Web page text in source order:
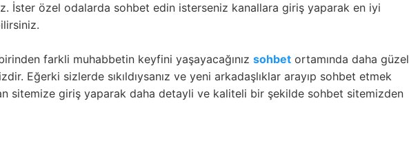
İster özel odalarda sohbet edin isterseniz kanallara giriş yaparak en iyi
farkli muhabbetin keyfini yaşayacağınız sohbet ortamında daha güzel
Eğerki sizlerde sıkıldıysanız ve yeni arkadaşlıklar arayıp sohbet etmek
sitemize giriş yaparak daha detayli ve kaliteli bir şekilde sohbet sitemizden